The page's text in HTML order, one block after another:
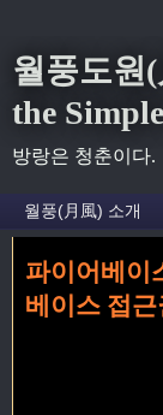
월풍도원
the
방랑은 청춘이다.
홈» 접근권한 꼬리가
파이어베이
베이스 접근